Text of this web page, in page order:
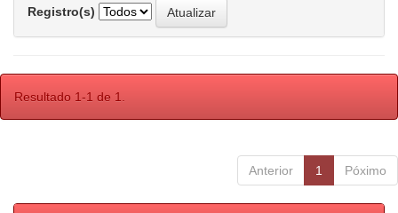
Registro(s)
Resultado 1-1 de 1.
Anterior 1 Póximo